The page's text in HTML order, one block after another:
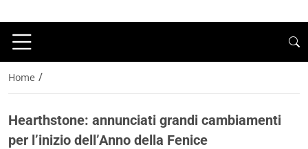
Home /
Hearthstone: annunciati grandi cambiamenti
per l’inizio dell’Anno della Fenice